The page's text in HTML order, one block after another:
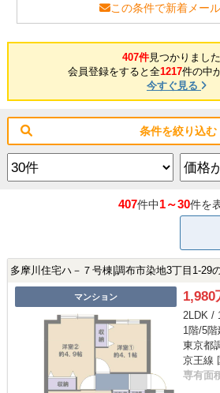
この条件で新着メー
407件見つかりました
会員登録をすると全1217件の中
今すぐ見る
条件を絞り込む
407件中1～30件を
多摩川住宅ハ－７号棟|調布市染地3丁目1-29
マンション 1,980
2LDK /
1階/5階
東京都
京王線
専有面